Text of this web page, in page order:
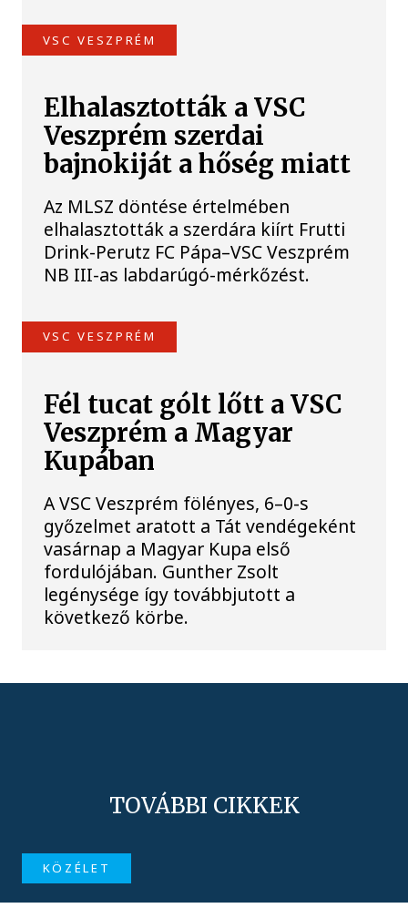
VSC VESZPRÉM
Elhalasztották a VSC
Veszprém szerdai
bajnokiját a hőség miatt
Az MLSZ döntése értelmében
elhalasztották a szerdára kiírt Frutti
Drink-Perutz FC Pápa–VSC Veszprém
NB III-as labdarúgó-mérkőzést.
VSC VESZPRÉM
Fél tucat gólt lőtt a VSC
Veszprém a Magyar
Kupában
A VSC Veszprém fölényes, 6–0-s
győzelmet aratott a Tát vendégeként
vasárnap a Magyar Kupa első
fordulójában. Gunther Zsolt
legénysége így továbbjutott a
következő körbe.
TOVÁBBI CIKKEK
KÖZÉLET